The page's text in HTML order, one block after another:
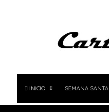
INICIO SEMANA SANTA